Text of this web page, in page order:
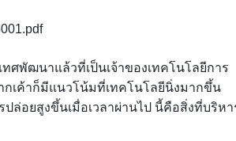
ศพัฒนาแล้วที่เป็นเจ้าของเทคโนโลยีการ
เค้าก็มีแนวโน้มที่เทคโนโลยีนิ่งมากขึ้น
อยสูงขึ้นเมื่อเวลาผ่านไป นี้คือสิ่งที่บริหา